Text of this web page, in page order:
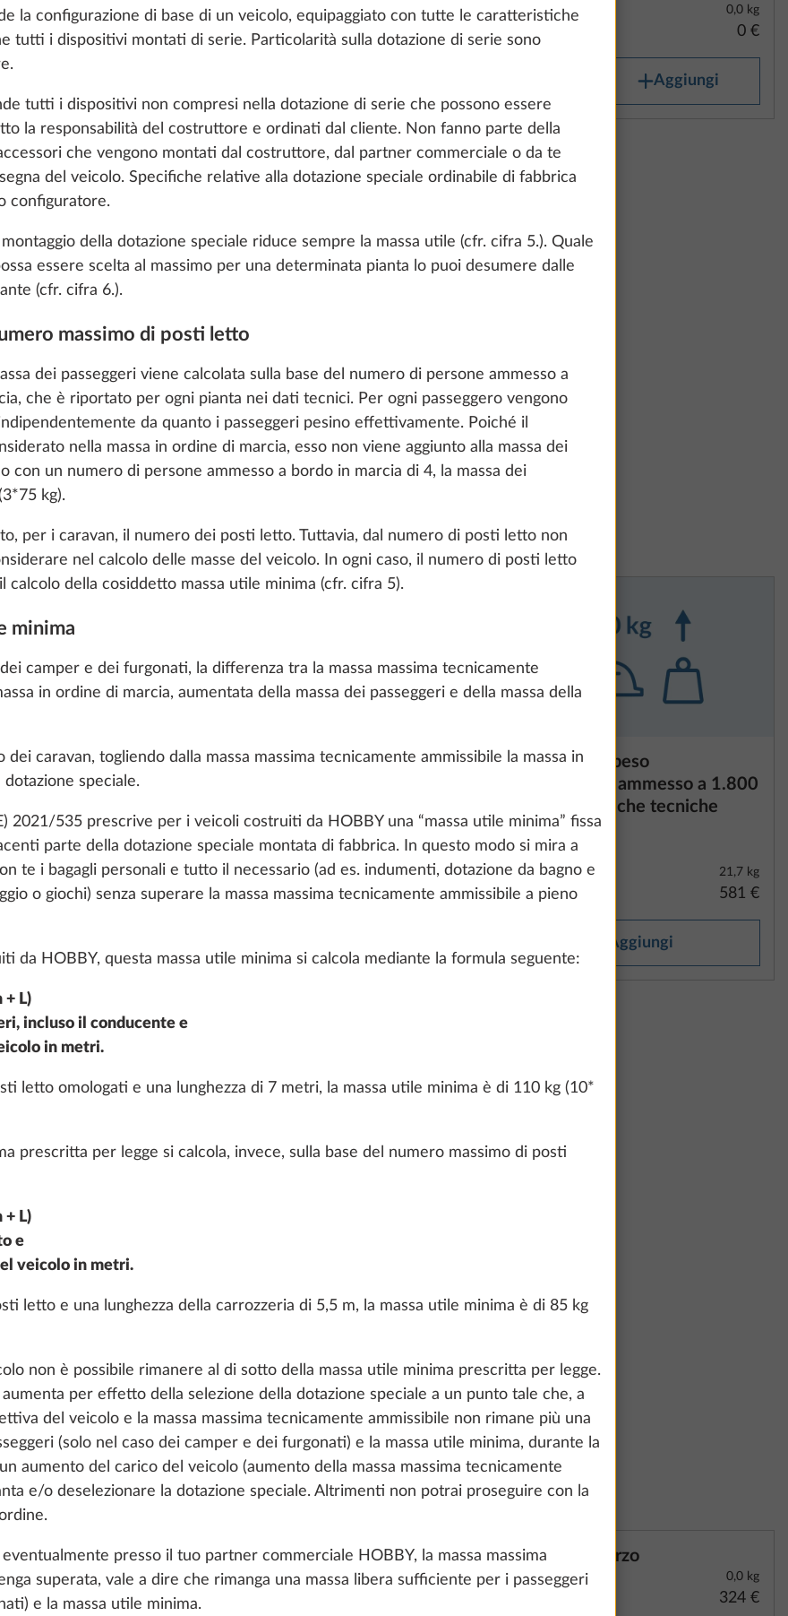
you to make the best possible use of our website and to
with you. We take your preferences into account and process
marketing only if you give us your consent by clicking on "Accept
your consent at any time with effect for the future. You can find more
and customization options by clicking on the "Show details" link.
1,32 kg
777 €
0,0 kg
0 €
Aggiungi
Cerchioni in lega
leggera neri
tecnicamente
ammesso con
Maggiori informazioni
Aggiungi
con supporto,
per la
al pavimento
Maggiori informazioni
25,4 kg
543 €
Sistema di stabilizzazione
Maggiori informazioni
5,7 kg
1.145 €
Aumento del peso
tecnicamente ammesso a 1.800
kg, con modifiche tecniche
21,7 kg
581 €
Aggiungi
tecniche, per
i cerchi in
1.461 €
Aggiungi
457 €
Puno
DI SERIE
Terzo
0,0 kg
324 €
la configurazione di base di un veicolo, equipaggiato con tutte le caratteristiche
tutti i dispositivi montati di serie. Particolarità sulla dotazione di serie sono
tutti i dispositivi non compresi nella dotazione di serie che possono essere
la responsabilità del costruttore e ordinati dal cliente. Non fanno parte della
che vengono montati dal costruttore, dal partner commerciale o da te
del veicolo. Specifiche relative alla dotazione speciale ordinabile di fabbrica
configuratore.
della dotazione speciale riduce sempre la massa utile (cfr. cifra 5.). Quale
essere scelta al massimo per una determinata pianta lo puoi desumere dalle
(cfr. cifra 6.).
massimo di posti letto
dei passeggeri viene calcolata sulla base del numero di persone ammesso a
che è riportato per ogni pianta nei dati tecnici. Per ogni passeggero vengono
da quanto i passeggeri pesino effettivamente. Poiché il
nella massa in ordine di marcia, esso non viene aggiunto alla massa dei
con un numero di persone ammesso a bordo in marcia di 4, la massa dei
kg).
per i caravan, il numero dei posti letto. Tuttavia, dal numero di posti letto non
nel calcolo delle masse del veicolo. In ogni caso, il numero di posti letto
della cosiddetto massa utile minima (cfr. cifra 5).
minima
dei camper e dei furgonati, la differenza tra la massa massima tecnicamente
in ordine di marcia, aumentata della massa dei passeggeri e della massa della
dei caravan, togliendo dalla massa massima tecnicamente ammissibile la massa in
speciale.
2021/535 prescrive per i veicoli costruiti da HOBBY una “massa utile minima” fissa
parte della dotazione speciale montata di fabbrica. In questo modo si mira a
te i bagagli personali e tutto il necessario (ad es. indumenti, dotazione da bagno e
o giochi) senza superare la massa massima tecnicamente ammissibile a pieno
da HOBBY, questa massa utile minima si calcola mediante la formula seguente:
+ L)
incluso il conducente e
in metri.
letto omologati e una lunghezza di 7 metri, la massa utile minima è di 110 kg (10*
prescritta per legge si calcola, invece, sulla base del numero massimo di posti
+ L)
e
veicolo in metri.
letto e una lunghezza della carrozzeria di 5,5 m, la massa utile minima è di 85 kg
non è possibile rimanere al di sotto della massa utile minima prescritta per legge.
per effetto della selezione della dotazione speciale a un punto tale che, a
del veicolo e la massa massima tecnicamente ammissibile non rimane più una
(solo nel caso dei camper e dei furgonati) e la massa utile minima, durante la
aumento del carico del veicolo (aumento della massa massima tecnicamente
e/o deselezionare la dotazione speciale. Altrimenti non potrai proseguire con la
presso il tuo partner commerciale HOBBY, la massa massima
superata, vale a dire che rimanga una massa libera sufficiente per i passeggeri
e la massa utile minima.